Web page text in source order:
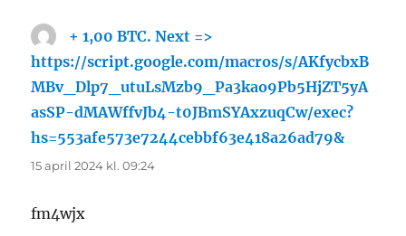
+ 1,00 ВТС. Next =>
https://script.google.com/macros/s/AKfycbxB
MBv_Dlp7_utuLsMzb9_Pa3kao9Pb5HjZT5yA
asSP-dMAWffvJb4-t0JBmSYAxzuqCw/exec?
hs=553afe573e7244cebbf63e418a26ad79&
15 april 2024 kl. 09:24
fm4wjx